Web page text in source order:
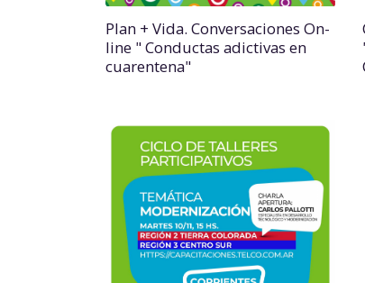
Plan + Vida. Conversaciones On-
line " Conductas adictivas en
cuarentena"